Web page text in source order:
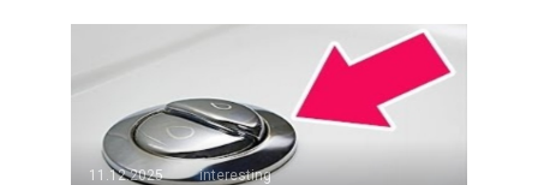
11.12.2025 interesting